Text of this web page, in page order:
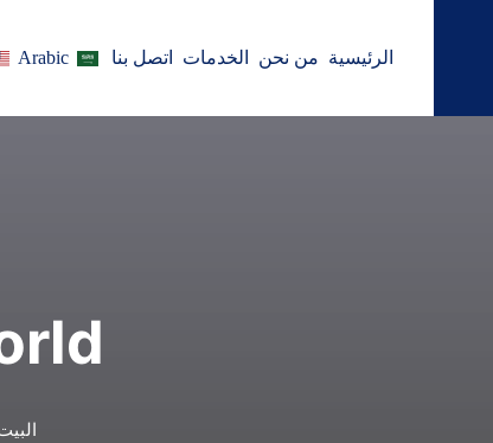
الرئيسية من نحن الخدمات اتصل بنا Arabic